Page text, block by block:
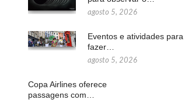
agosto 5, 2026
Eventos e atividades para
fazer…
agosto 5, 2026
Copa Airlines oferece
passagens com…